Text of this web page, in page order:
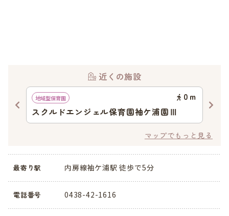
近くの施設
地域型保育園 0 ｍ
スクルドエンジェル保育園袖ケ浦園Ⅲ
マップでもっと見る
最寄り駅 内房線袖ケ浦駅 徒歩で5分
電話番号 0438-42-1616